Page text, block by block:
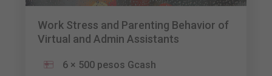
Work Stress and Parenting Behavior of
Virtual and Admin Assistants
6 × 500 pesos Gcash